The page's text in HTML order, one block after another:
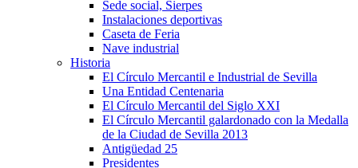
Sede social, Sierpes
Instalaciones deportivas
Caseta de Feria
Nave industrial
Historia
El Círculo Mercantil e Industrial de Sevilla
Una Entidad Centenaria
El Círculo Mercantil del Siglo XXI
El Círculo Mercantil galardonado con la Medalla
de la Ciudad de Sevilla 2013
Antigüedad 25
Presidentes